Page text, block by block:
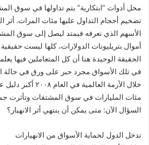
محل أدوات “ابتكارية” يتم تداولها في سوق
تضخيم أحجام التداول عليها مئات المرات. أثر
الأسهم الذي نعرفه فيمتد ليصل إلى سوق
أموال بتريليونات الدولارات، كلها ليست
الحقيقة الوحيدة هنا أن كل المتعاملين فيها
في تلك الأسواق مجرد حبر على ورق في حالة
خلال الأزمة العالمية
مئات المليارات في سوق المشتقات وتأثرت
السؤال الآن: متى يمكن أن ينتهي أثر الانهيار؟
تدخل الدول لحماية الأسواق من الانهيارات